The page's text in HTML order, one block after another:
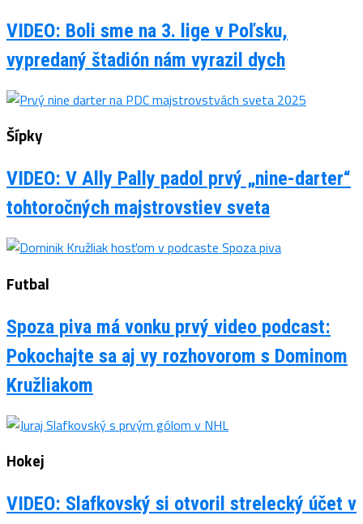
VIDEO: Boli sme na 3. lige v Poľsku,
vypredaný štadión nám vyrazil dych
Šípky
VIDEO: V Ally Pally padol prvý „nine-darter“
tohtoročných majstrovstiev sveta
Futbal
Spoza piva má vonku prvý video podcast:
Pokochajte sa aj vy rozhovorom s Dominom
Kružliakom
Hokej
VIDEO: Slafkovský si otvoril strelecký účet v